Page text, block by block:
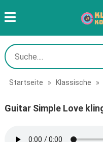
Startseite » Klassische »
Guitar Simple Love